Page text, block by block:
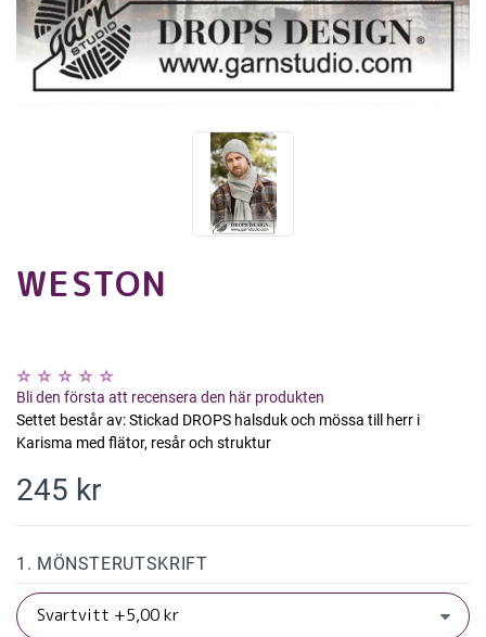
WESTON
Bli den första att recensera den här produkten
Settet består av: Stickad DROPS halsduk och mössa till herr i
Karisma med flätor, resår och struktur
245 kr
1. MÖNSTERUTSKRIFT